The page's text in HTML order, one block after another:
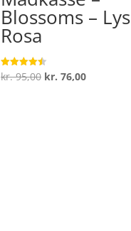
Blossoms – Lys
Rosa
Vurderet
4.5
kr.95,00 Den
kr. 76,00Den